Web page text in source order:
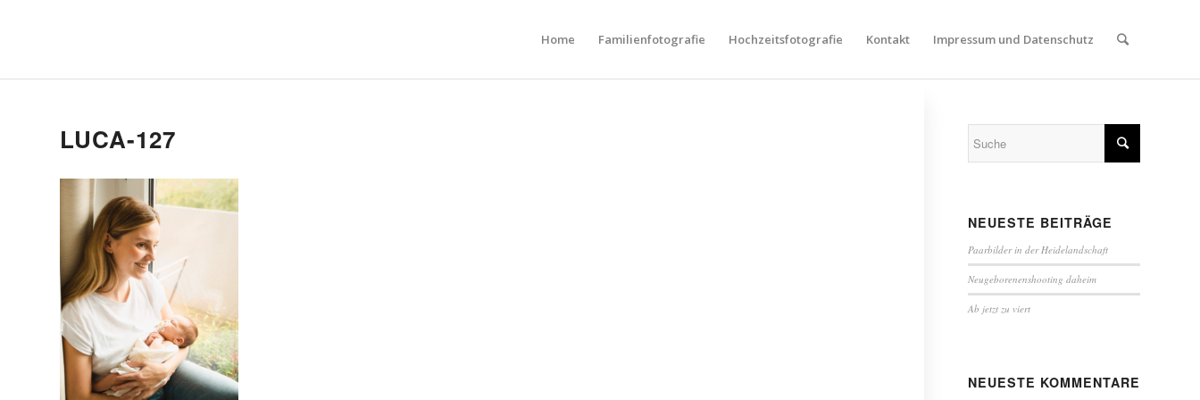
Home Familienfotografie Hochzeitsfotografie Kontakt Impressum und Datenschutz
LUCA-127
NEUESTE BEITRÄGE
Paarbilder in der Heidelandschaft
Neugeborenenshooting daheim
Ab jetzt zu viert
NEUESTE KOMMENTARE